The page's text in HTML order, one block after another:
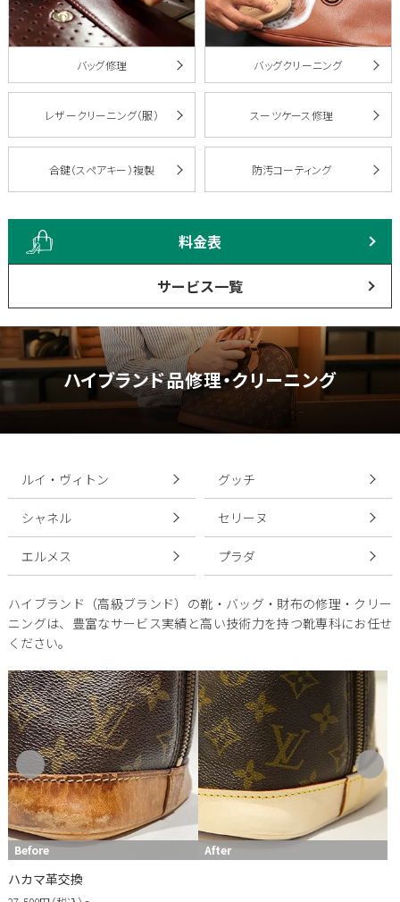
バッグ修理 バッグクリーニング
防汚コーティング
スーツケース修理
レザークリーニング（服）
合鍵（スペアキー）複製
料金表
サービス一覧
ハイブランド品修理・クリーニング
ルイ・ヴィトン グッチ
シャネル セリーヌ
エルメス プラダ
ハイブランド（高級ブランド）の靴・バッグ・財布の修理・クリー
ニングは、豊富なサービス実績と高い技術力を持つ靴専科にお任せ
ください。
Before After
ハカマ革交換